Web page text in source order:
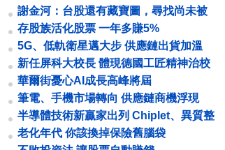
成為隱形冠軍 黑手老董 靠復刻鈑件...
謝金河：台股還有藏寶圖，尋找尚未被
市場注意的黑馬
存股族活化股票 一年多賺5%
5G、低軌衛星邁大步 供應鏈出貨加溫
催動寬頻升級
新任屏科大校長 體現德國工匠精神治校
張金龍 專注看不見的努力
華爾街憂心AI成長高峰將屆
筆電、手機市場轉向 供應鏈商機浮現
OLED 面板產業需求復甦的關鍵字
半導體技術新贏家出列 Chiplet、異質整
合與GAA技術推進
老化年代 你該換掉保險舊腦袋